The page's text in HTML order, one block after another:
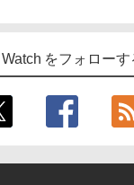
をフォローす